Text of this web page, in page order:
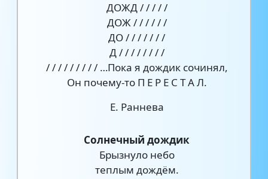
ДОЖД / / / / /
ДОЖ / / / / / /
ДО / / / / / / /
Д / / / / / / / /
/ / / / / / / / / …Пока я дождик сочинял,
Он почему-то П Е Р Е С Т А Л.
Е. Раннева
Солнечный дождик
Брызнуло небо
теплым дождём.